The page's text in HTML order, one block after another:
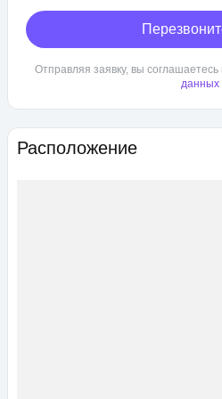
Расположение
Отправляя заявку, вы соглашаетесь
данных